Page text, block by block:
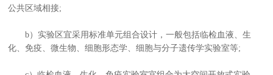
公共区域相接;
b）实验区宜采用标准单元组合设计，一般包括临检血液、生
化、免疫、微生物、细胞形态学、细胞与分子遗传学实验室等;